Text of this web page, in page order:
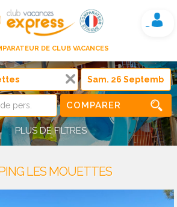
DE CLUB VACANCES
Mon compte
COMPARER
PLUS DE FILTRES
LES MOUETTES